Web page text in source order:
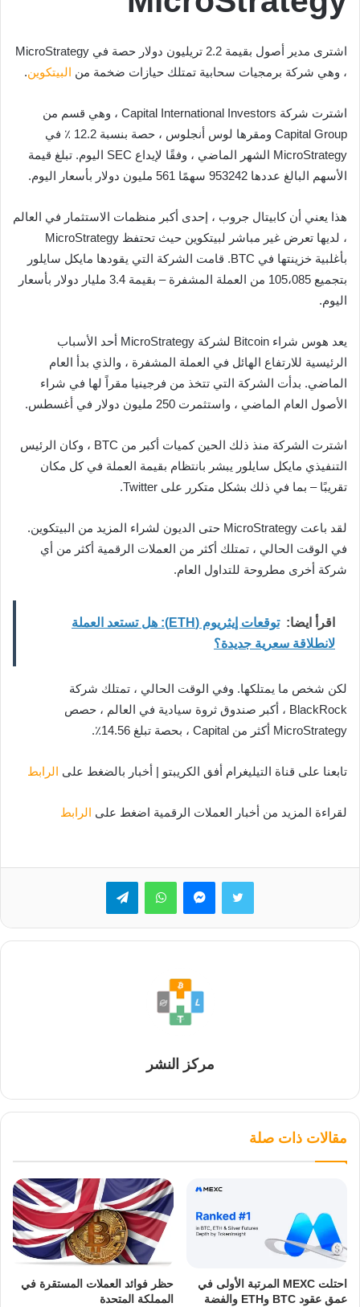
اشترى مدير أصول بقيمة 2.2 تريليون دولار حصة في MicroStrategy
، وهي شركة برمجيات سحابية تمتلك حيازات ضخمة من البيتكوين.
اشترت شركة Capital International Investors ، وهي قسم من
Capital Group ومقرها لوس أنجلوس ، حصة بنسبة 12.2 ٪ في
MicroStrategy الشهر الماضي ، وفقًا لإيداع SEC اليوم. تبلغ قيمة
الأسهم البالغ عددها 953242 سهمًا 561 مليون دولار بأسعار اليوم.
هذا يعني أن كابيتال جروب ، إحدى أكبر منظمات الاستثمار في العالم
، لديها تعرض غير مباشر لبيتكوين حيث تحتفظ MicroStrategy
بأغلبية خزينتها في BTC. قامت الشركة التي يقودها مايكل سايلور
بتجميع 105،085 من العملة المشفرة – بقيمة 3.4 مليار دولار بأسعار
اليوم.
يعد هوس شراء Bitcoin لشركة MicroStrategy أحد الأسباب
الرئيسية للارتفاع الهائل في العملة المشفرة ، والذي بدأ العام
الماضي. بدأت الشركة التي تتخذ من فرجينيا مقراً لها في شراء
الأصول العام الماضي ، واستثمرت 250 مليون دولار في أغسطس.
اشترت الشركة منذ ذلك الحين كميات أكبر من BTC ، وكان الرئيس
التنفيذي مايكل سايلور يبشر بانتظام بقيمة العملة في كل مكان
تقريبًا – بما في ذلك بشكل متكرر على Twitter.
لقد باعت MicroStrategy حتى الديون لشراء المزيد من البيتكوين.
في الوقت الحالي ، تمتلك أكثر من العملات الرقمية أكثر من أي
شركة أخرى مطروحة للتداول العام.
اقرأ ايضا:
توقعات إيثريوم (ETH): هل تستعد العملة
لانطلاقة سعرية جديدة؟
لكن شخص ما يمتلكها. وفي الوقت الحالي ، تمتلك شركة
BlackRock ، أكبر صندوق ثروة سيادية في العالم ، حصص
MicroStrategy أكثر من Capital ، بحصة تبلغ 14.56٪.
تابعنا على قناة التيليغرام أفق الكريبتو | أخبار بالضغط على الرابط
لقراءة المزيد من أخبار العملات الرقمية اضغط على الرابط
تويتر ماسنجرواتساب تيلقرام
مركز النشر
مقالات ذات صلة
احتلت MEXC المرتبة الأولى في
عمق عقود BTC وETH والفضة
حظر فوائد العملات المستقرة في
المملكة المتحدة